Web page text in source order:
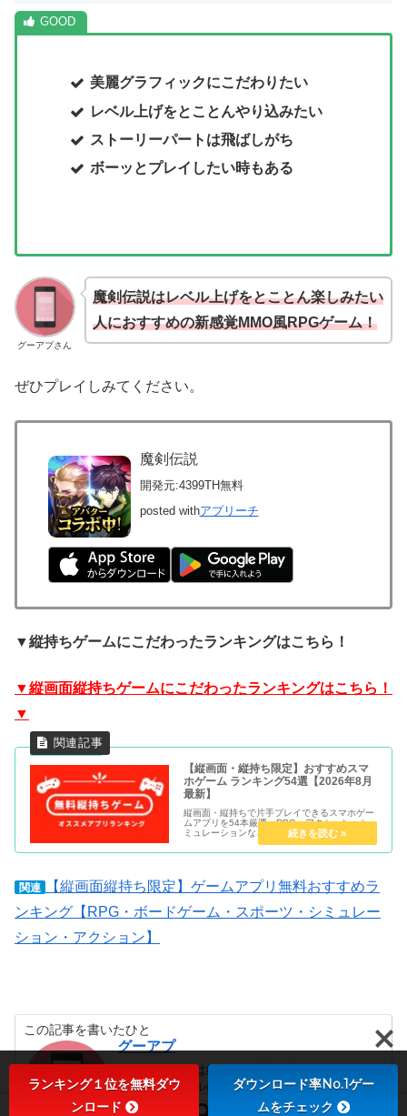
美麗グラフィックにこだわりたい
レベル上げをとことんやり込みたい
ストーリーパートは飛ばしがち
ボーッとプレイしたい時もある
グーアプさん
魔剣伝説はレベル上げをとことん楽しみたい
人におすすめの新感覚MMO風RPGゲーム！
ぜひプレイしみてください。
魔剣伝説
開発元:4399TH無料
posted withアプリーチ
▼縦持ちゲームにこだわったランキングはこちら！
▼縦画面縦持ちゲームにこだわったランキングはこちら！
▼
【縦画面・縦持ち限定】おすすめスマ
ホゲーム ランキング54選【2026年8月
最新】
縦画面・縦持ちで片手プレイできるスマホゲー
ムアプリを54本厳選。RPG・アクション・シ
ミュレーションなどジャンル別に管理人が実際
にプレイして評価したランキングです。無料で
遊べるゲームのみを紹介。
関連
【縦画面縦持ち限定】ゲームアプリ無料おすすめラ
ンキング【RPG・ボードゲーム・スポーツ・シミュレー
ション・アクション】
この記事を書いたひと
グーアプ
スマホゲームは縦画面縦持ち派。
操作性、ルールの斬新さやビジュアル、戦略
性の奥深さ。片手プレイで快適なゲームが大
ランキング１位を無料ダウ
ンロード
ダウンロード率No.1ゲー
ムをチェック